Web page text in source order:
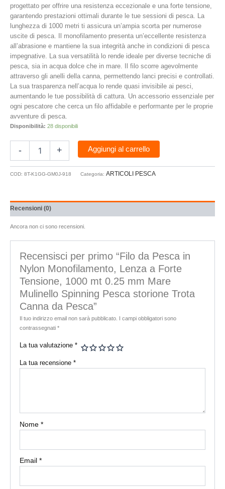
progettato per offrire una resistenza eccezionale e una forte tensione,
garantendo prestazioni ottimali durante le tue sessioni di pesca. La
lunghezza di 1000 metri ti assicura un’ampia scorta per numerose
uscite di pesca. Il monofilamento presenta un’eccellente resistenza
all’abrasione e mantiene la sua integrità anche in condizioni di pesca
impegnative. La sua versatilità lo rende ideale per diverse tecniche di
pesca, sia in acqua dolce che in mare. Il filo scorre agevolmente
attraverso gli anelli della canna, permettendo lanci precisi e controllati.
La sua trasparenza nell’acqua lo rende quasi invisibile ai pesci,
aumentando le tue possibilità di cattura. Un accessorio essenziale per
ogni pescatore che cerca un filo affidabile e performante per le proprie
avventure di pesca.
Disponibilità: 28 disponibili
- + Aggiungi al carrello
COD: 8T-K1GG-GM0J-918 Categoria: ARTICOLI PESCA
Recensioni (0)
Ancora non ci sono recensioni.
Recensisci per primo “Filo da Pesca in
Nylon Monofilamento, Lenza a Forte
Tensione, 1000 mt 0.25 mm Mare
Mulinello Spinning Pesca storione Trota
Canna da Pesca”
Il tuo indirizzo email non sarà pubblicato. I campi obbligatori sono
contrassegnati*
La tua valutazione*
La tua recensione*
Nome*
Email*